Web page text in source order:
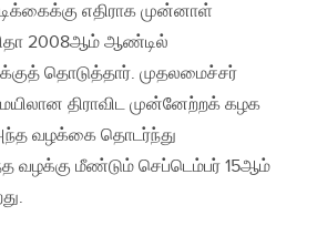
எதிராக முன்னாள்
2008ஆம் ஆண்டில்
தொடுத்தார். முதலமைச்சர்
திராவிட முன்னேற்றக் கழக
வழக்கை தொடர்ந்து
வழக்கு மீண்டும் செப்டெம்பர் 15ஆம்